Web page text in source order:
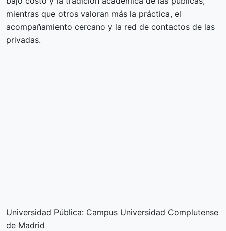
mientras que otros valoran más la práctica, el
acompañamiento cercano y la red de contactos de las
privadas.
Universidad Pública: Campus Universidad Complutense
de Madrid